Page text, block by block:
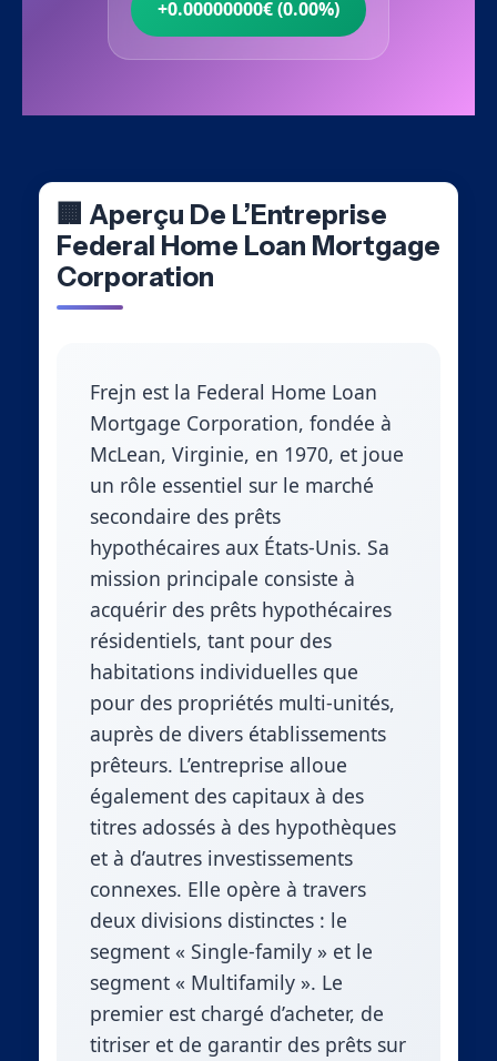
+0.00000000€ (0.00%)
🏢 Aperçu De L’Entreprise
Federal Home Loan Mortgage
Corporation
Frejn est la Federal Home Loan
Mortgage Corporation, fondée à
McLean, Virginie, en 1970, et joue
un rôle essentiel sur le marché
secondaire des prêts
hypothécaires aux États-Unis. Sa
mission principale consiste à
acquérir des prêts hypothécaires
résidentiels, tant pour des
habitations individuelles que
pour des propriétés multi-unités,
auprès de divers établissements
prêteurs. L’entreprise alloue
également des capitaux à des
titres adossés à des hypothèques
et à d’autres investissements
connexes. Elle opère à travers
deux divisions distinctes : le
segment « Single-family » et le
segment « Multifamily ». Le
premier est chargé d’acheter, de
titriser et de garantir des prêts sur